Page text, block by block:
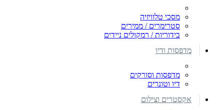
מסכי טלוויזיה
סטרימרים / ממירים
בידוריות / רמקולים ניידים
מדפסות ודיו
מדפסות וסורקים
דיו וטונרים
אקסטרים וצילום